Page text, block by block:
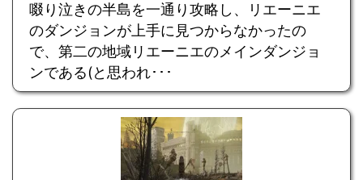
啜り泣きの半島を一通り攻略し、リエーニエ
のダンジョンが上手に見つからなかったの
で、第二の地域リエーニエのメインダンジョ
ンである(と思われ･･･